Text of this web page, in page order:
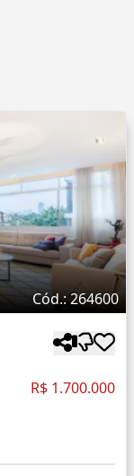
Cód.: 264600
R$ 1.700.000